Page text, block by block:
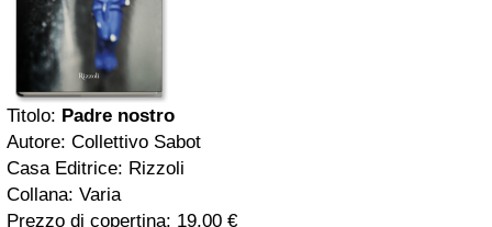
Titolo: Padre nostro
Autore: Collettivo Sabot
Casa Editrice: Rizzoli
Collana: Varia
Prezzo di copertina: 19,00 €